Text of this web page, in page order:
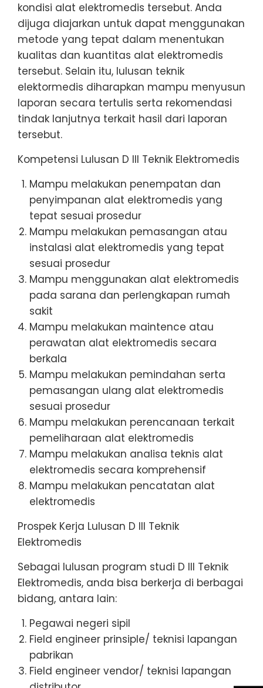
kondisi alat elektromedis tersebut. Anda
dijuga diajarkan untuk dapat menggunakan
metode yang tepat dalam menentukan
kualitas dan kuantitas alat elektromedis
tersebut. Selain itu, lulusan teknik
elektormedis diharapkan mampu menyusun
laporan secara tertulis serta rekomendasi
tindak lanjutnya terkait hasil dari laporan
tersebut.
Kompetensi Lulusan D III Teknik Elektromedis
Mampu melakukan penempatan dan
penyimpanan alat elektromedis yang
tepat sesuai prosedur
Mampu melakukan pemasangan atau
instalasi alat elektromedis yang tepat
sesuai prosedur
Mampu menggunakan alat elektromedis
pada sarana dan perlengkapan rumah
sakit
Mampu melakukan maintence atau
perawatan alat elektromedis secara
berkala
Mampu melakukan pemindahan serta
pemasangan ulang alat elektromedis
sesuai prosedur
Mampu melakukan perencanaan terkait
pemeliharaan alat elektromedis
Mampu melakukan analisa teknis alat
elektromedis secara komprehensif
Mampu melakukan pencatatan alat
elektromedis
Prospek Kerja Lulusan D III Teknik
Elektromedis
Sebagai lulusan program studi D III Teknik
Elektromedis, anda bisa berkerja di berbagai
bidang, antara lain:
Pegawai negeri sipil
Field engineer prinsiple/ teknisi lapangan
pabrikan
Field engineer vendor/ teknisi lapangan